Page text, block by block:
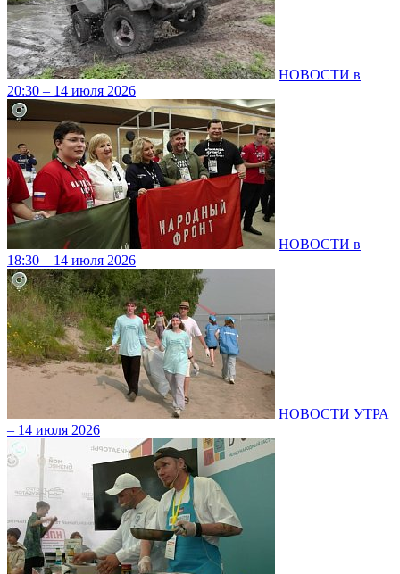
НОВОСТИ в
20:30 – 14 июля 2026
НОВОСТИ в
18:30 – 14 июля 2026
НОВОСТИ УТРА
– 14 июля 2026